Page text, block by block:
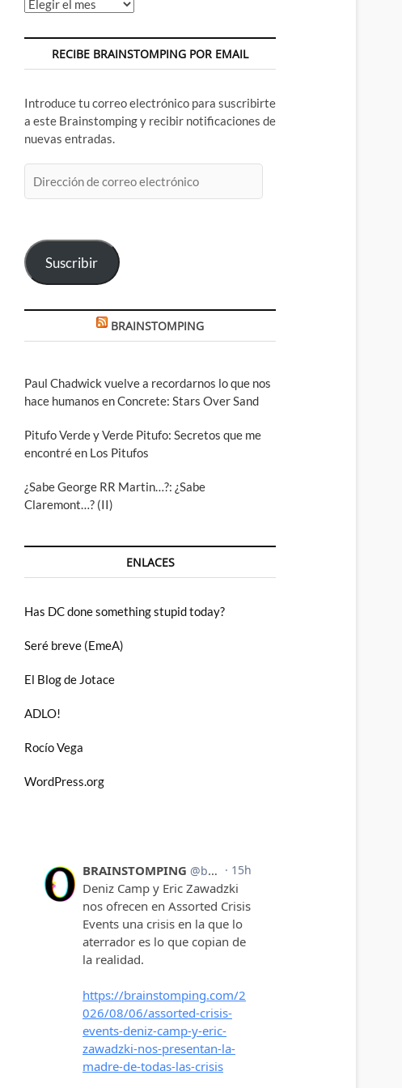
Archivos
RECIBE BRAINSTOMPING POR EMAIL
Introduce tu correo electrónico para suscribirte
a este Brainstomping y recibir notificaciones de
nuevas entradas.
de
Suscribir
BRAINSTOMPING
Paul Chadwick vuelve a recordarnos lo que nos
hace humanos en Concrete: Stars Over Sand
Pitufo Verde y Verde Pitufo: Secretos que me
encontré en Los Pitufos
¿Sabe George RR Martin…?: ¿Sabe
Claremont…? (II)
ENLACES
Has DC done something stupid today?
Seré breve (EmeA)
El Blog de Jotace
ADLO!
Rocío Vega
WordPress.org